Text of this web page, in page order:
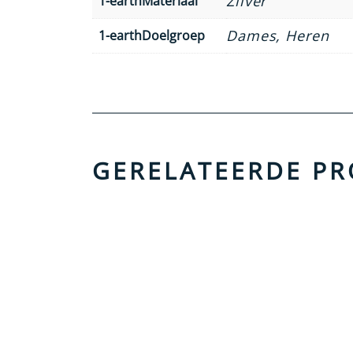
1-earthDoelgroep Dames, Heren
GERELATEERDE